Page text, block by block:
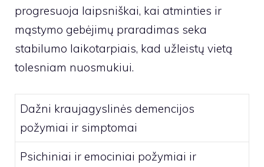
progresuoja laipsniškai, kai atminties ir
mąstymo gebėjimų praradimas seka
stabilumo laikotarpiais, kad užleistų vietą
tolesniam nuosmukiui.
Dažni kraujagyslinės demencijos
požymiai ir simptomai
Psichiniai ir emociniai požymiai ir